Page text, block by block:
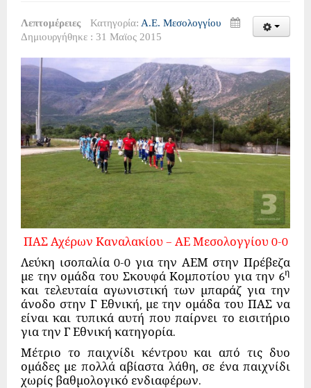
Λεπτομέρειες Κατηγορία: Α.Ε. Μεσολογγίου
Δημιουργήθηκε : 31 Μαϊος 2015
ΠΑΣ Αχέρων Καναλακίου – ΑΕ Μεσολογγίου 0-0
Λεύκη ισοπαλία 0-0 για την ΑΕΜ στην Πρέβεζα
με την ομάδα του Σκουφά Κομποτίου για την 6η
και τελευταία αγωνιστική των μπαράζ για την
άνοδο στην Γ Εθνική, με την ομάδα του ΠΑΣ να
είναι και τυπικά αυτή που παίρνει το εισιτήριο
για την Γ Εθνική κατηγορία.
Μέτριο το παιχνίδι κέντρου και από τις δυο
ομάδες με πολλά αβίαστα λάθη, σε ένα παιχνίδι
χωρίς βαθμολογικό ενδιαφέρων.